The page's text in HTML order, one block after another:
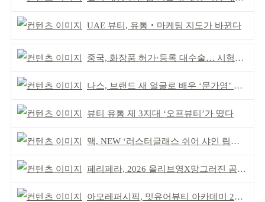
UAE 뷰티, 유통‧마케팅 지도가 바뀐다
중국, 화장품 허가·등록 대수술… 시험자료 공용 허용
나스, 브랜드 새 얼굴로 배우 ‘문가영’ 발탁
뷰티 유통 제 3지대 ‘오프뷰티’가 떴다
맥, NEW ‘러스터글래스 쉬어 샤인 립스틱’ 출시
페리페라, 2026 올리브영X망그러진 곰 콜라보
아모레퍼시픽, 밋유어뷰티 아카데미 2기 발대식